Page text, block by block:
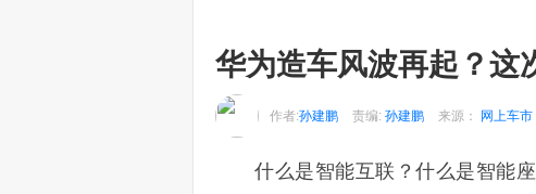
华为造车风波再起？这
作者:孙建鹏 责编: 孙建鹏 来源： 网上车市
什么是智能互联？什么是智能